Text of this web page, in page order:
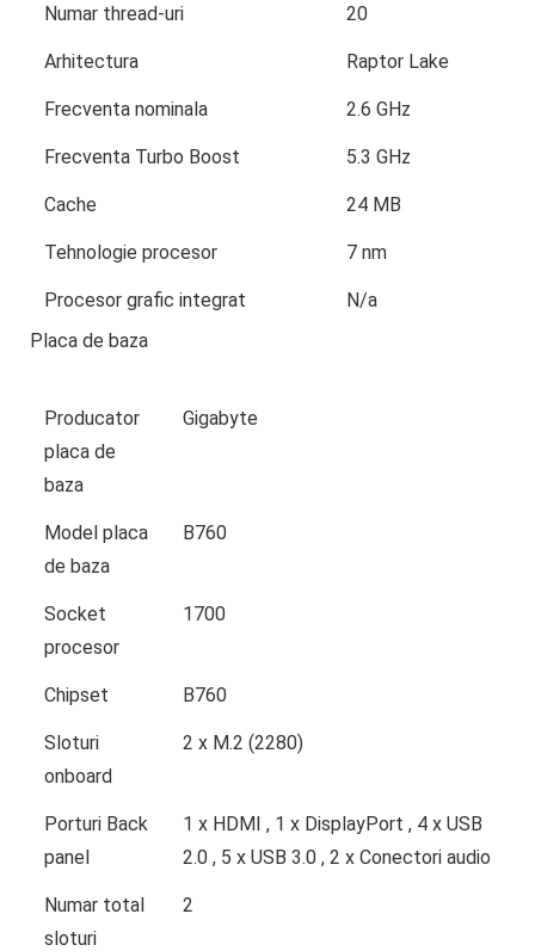
Numar thread-uri 20
Arhitectura Raptor Lake
Frecventa nominala 2.6 GHz
Frecventa Turbo Boost 5.3 GHz
Cache 24 MB
Tehnologie procesor 7 nm
Procesor grafic integrat
N/a
Placa de baza
Producator
placa de
baza
Gigabyte
Model placa
de baza
B760
Socket
procesor
1700
Chipset B760
Sloturi
onboard
2 x M.2 (2280)
Porturi Back
panel
1 x HDMI , 1 x DisplayPort , 4 x USB
2.0 , 5 x USB 3.0 , 2 x Conectori audio
Numar total
sloturi
2